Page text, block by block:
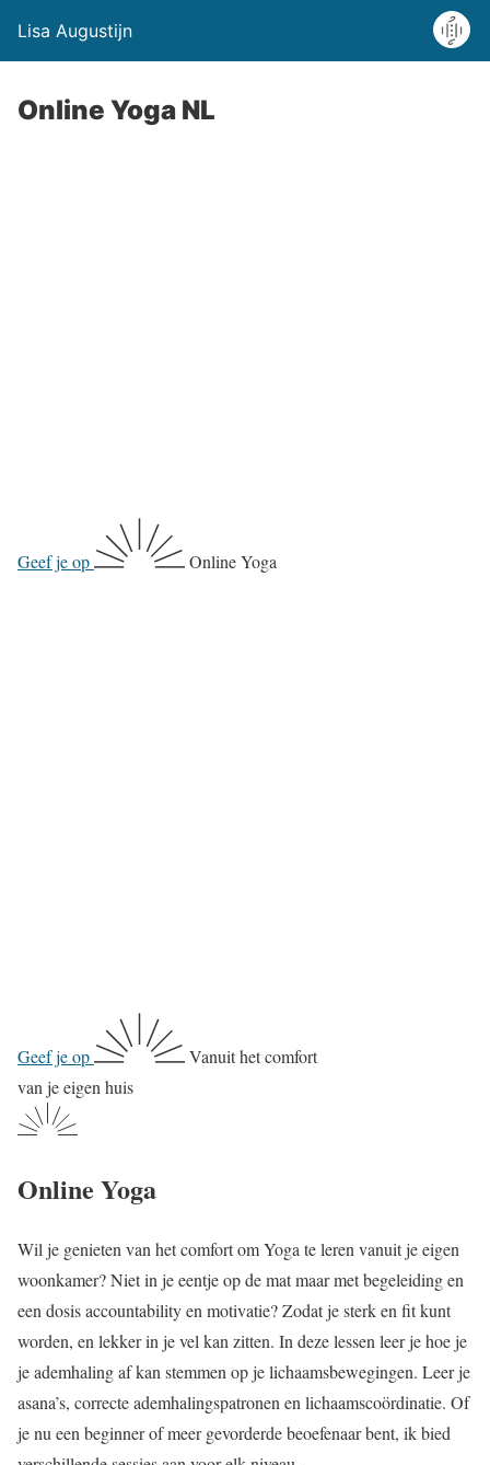
Lisa Augustijn
Online Yoga NL
Geef je op Online Yoga
Geef je op
Vanuit het comfort
van je eigen huis
Online Yoga
Wil je genieten van het comfort om Yoga te leren vanuit je eigen
woonkamer? Niet in je eentje op de mat maar met begeleiding en
een dosis accountability en motivatie? Zodat je sterk en fit kunt
worden, en lekker in je vel kan zitten. In deze lessen leer je hoe je
je ademhaling af kan stemmen op je lichaamsbewegingen. Leer je
asana’s, correcte ademhalingspatronen en lichaamscoördinatie. Of
je nu een beginner of meer gevorderde beoefenaar bent, ik bied